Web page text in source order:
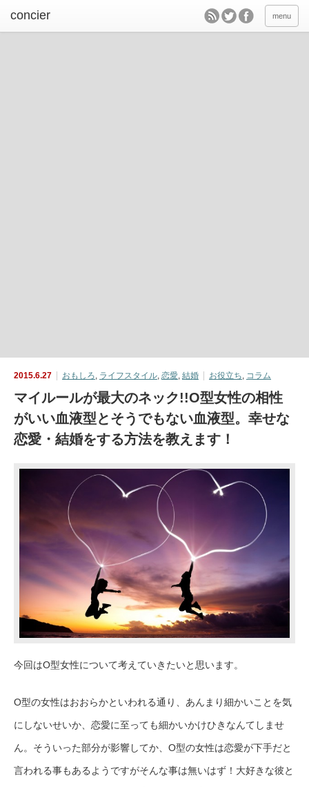
concier menu
2015.6.27 おもしろ, ライフスタイル, 恋愛, 結婚 お役立ち, コラム
マイルールが最大のネック!!O型女性の相性
がいい血液型とそうでもない血液型。幸せな
恋愛・結婚をする方法を教えます！
今回はO型女性について考えていきたいと思います。
O型の女性はおおらかといわれる通り、あんまり細かいことを気
にしないせいか、恋愛に至っても細かいかけひきなんてしませ
ん。そういった部分が影響してか、O型の女性は恋愛が下手だと
言われる事もあるようですがそんな事は無いはず！大好きな彼と